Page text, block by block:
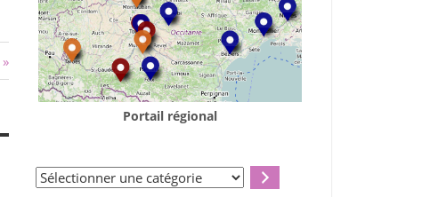
Portail régional
Sélectionner